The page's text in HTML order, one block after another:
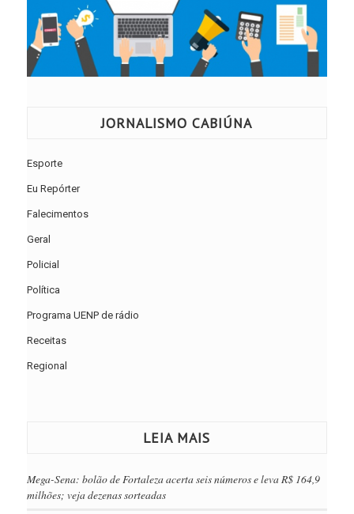
JORNALISMO CABIÚNA
Esporte
Eu Repórter
Falecimentos
Geral
Policial
Política
Programa UENP de rádio
Receitas
Regional
LEIA MAIS
Mega-Sena: bolão de Fortaleza acerta seis números e leva R$ 164,9
milhões; veja dezenas sorteadas